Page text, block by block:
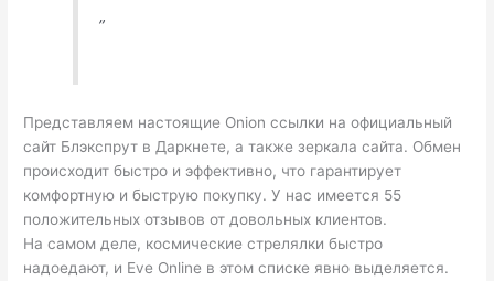
”
Представляем настоящие Onion ссылки на официальный
сайт Блэкспрут в Даркнете, а также зеркала сайта. Обмен
происходит быстро и эффективно, что гарантирует
комфортную и быструю покупку. У нас имеется 55
положительных отзывов от довольных клиентов.
На самом деле, космические стрелялки быстро
надоедают, и Eve Online в этом списке явно выделяется.